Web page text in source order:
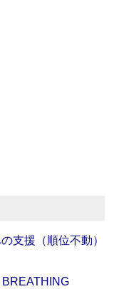
支援（順位不動）
BREATHING